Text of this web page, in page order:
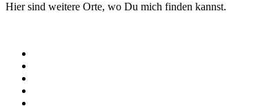
Hier sind weitere Orte, wo Du mich finden kannst.